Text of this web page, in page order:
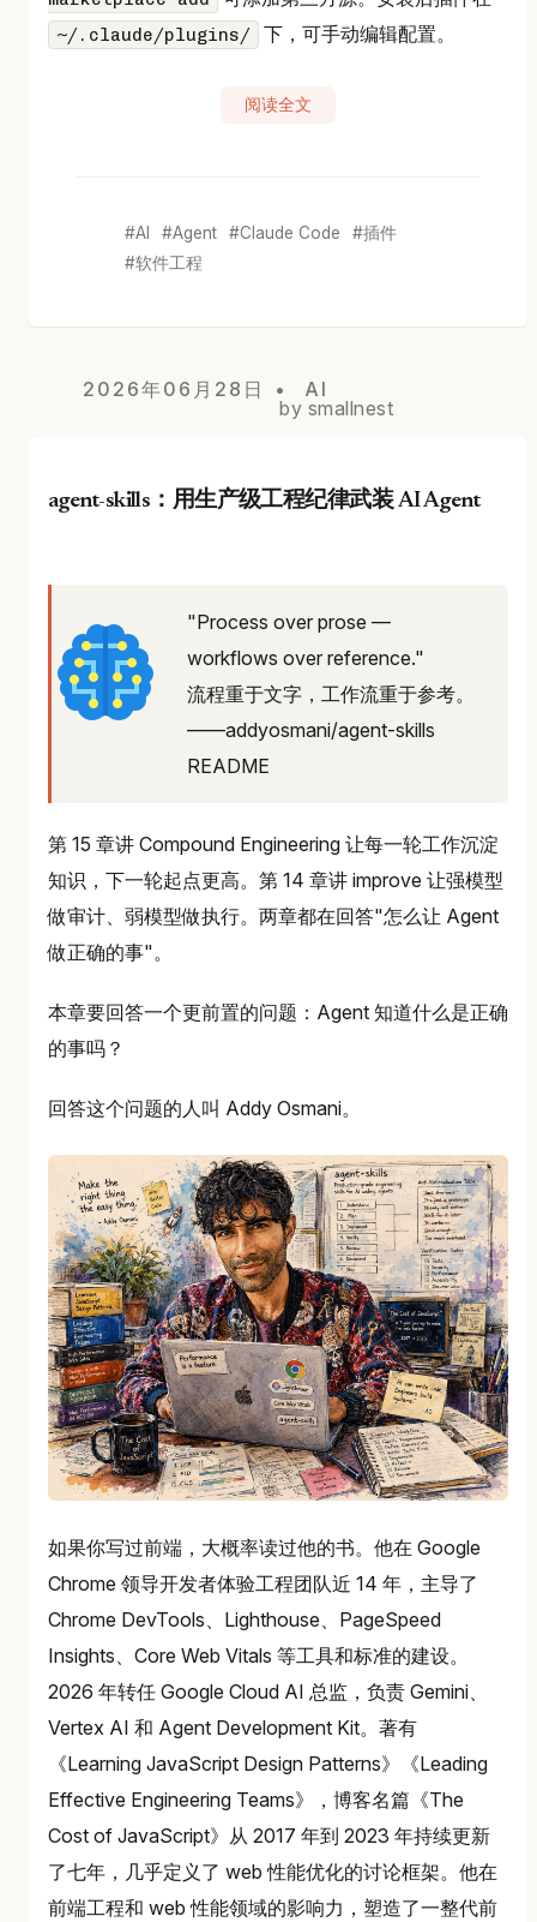
~/.claude/plugins/ 下，可手动编辑配置。
阅读全文
AI Agent Claude Code
插件
软件工程
2026年06月28日
AI
by smallnest
agent-skills：用生产级工程纪律武装 AI Agent
"Process over prose —
workflows over reference."
流程重于文字，工作流重于参考。
——addyosmani/agent-skills
README
第 15 章讲 Compound Engineering 让每一轮工作沉淀
知识，下一轮起点更高。第 14 章讲 improve 让强模型
做审计、弱模型做执行。两章都在回答"怎么让 Agent
做正确的事"。
本章要回答一个更前置的问题：Agent 知道什么是正确
的事吗？
回答这个问题的人叫 Addy Osmani。
如果你写过前端，大概率读过他的书。他在 Google
Chrome 领导开发者体验工程团队近 14 年，主导了
Chrome DevTools、Lighthouse、PageSpeed
Insights、Core Web Vitals 等工具和标准的建设。
2026 年转任 Google Cloud AI 总监，负责 Gemini、
Vertex AI 和 Agent Development Kit。著有
《Learning JavaScript Design Patterns》《Leading
Effective Engineering Teams》，博客名篇《The
Cost of JavaScript》从 2017 年到 2023 年持续更新
了七年，几乎定义了 web 性能优化的讨论框架。他在
前端工程和 web 性能领域的影响力，塑造了一整代前